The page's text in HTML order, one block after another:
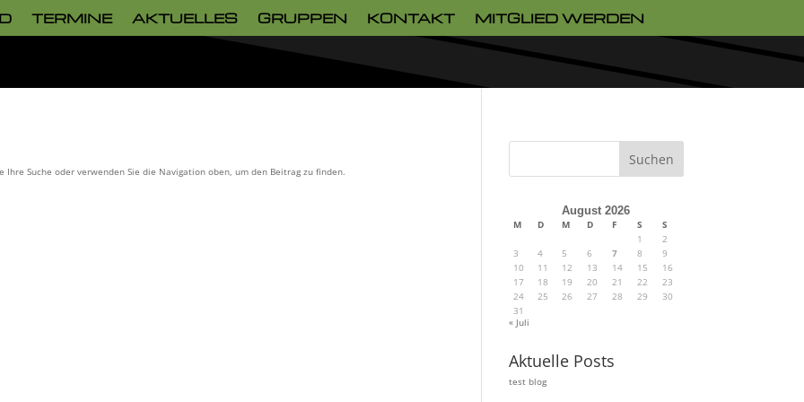
TERMINE AKTUELLES GRUPPEN KONTAKT MITGLIED WERDEN
Suche oder verwenden Sie die Navigation oben, um den Beitrag zu finden.
Suchen
August 2026
M D M D F S
S
1
2
3
4 5 6 7 8
9
10
11 12 13 14 15
16
17
18 19 20 21 22
23
24
25 26 27 28 29
30
31
« Juli
Aktuelle Posts
test blog